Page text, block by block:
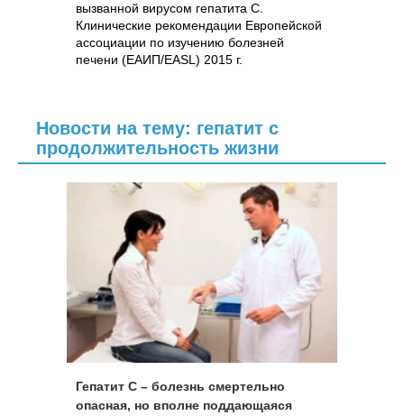
вызванной вирусом гепатита С.
Клинические рекомендации Европейской
ассоциации по изучению болезней
печени (ЕАИП/EASL) 2015 г.
Новости на тему: гепатит с
продолжительность жизни
Гепатит С – болезнь смертельно
опасная, но вполне поддающаяся